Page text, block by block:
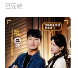
我的AI女友
未知
已完结